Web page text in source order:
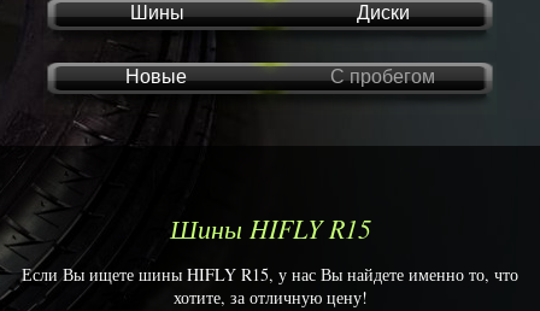
Шины Диски
Новые С пробегом
Шины HIFLY R15
Если Вы ищете шины HIFLY R15, у нас Вы найдете именно то, что
хотите, за отличную цену!